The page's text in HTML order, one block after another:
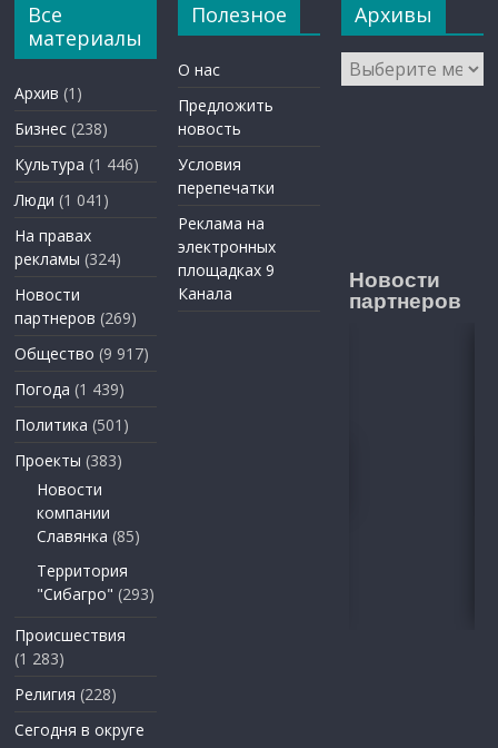
Все
материалы
Архив (1)
Бизнес (238)
Культура (1 446)
Люди (1 041)
На правах
рекламы (324)
Новости
партнеров (269)
Общество (9 917)
Погода (1 439)
Политика (501)
Проекты (383)
Новости
компании
Славянка (85)
Территория
"Сибагро" (293)
Происшествия
(1 283)
Религия (228)
Сегодня в округе
Полезное
О нас
Предложить
новость
Условия
перепечатки
Реклама на
электронных
площадках 9
Канала
Архивы
Архивы
Новости
партнеров